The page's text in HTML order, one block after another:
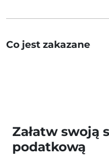
Co jest zakazane
Załatw swoją
podatkową